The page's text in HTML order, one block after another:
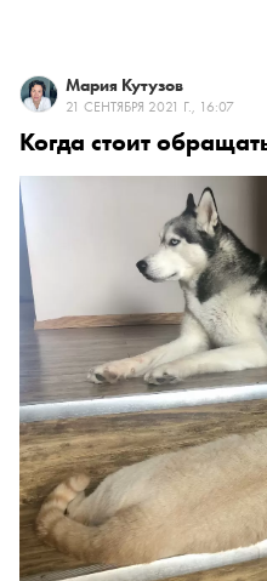
Мария Кутузов
21 СЕНТЯБРЯ 2021 Г., 16:07
Когда стоит